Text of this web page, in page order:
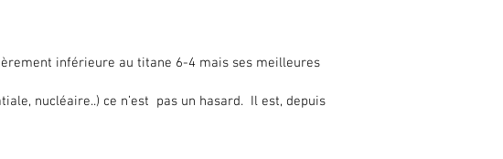
inférieure au titane 6-4 mais ses meilleures
nucléaire..) ce n’est pas un hasard. Il est, depuis